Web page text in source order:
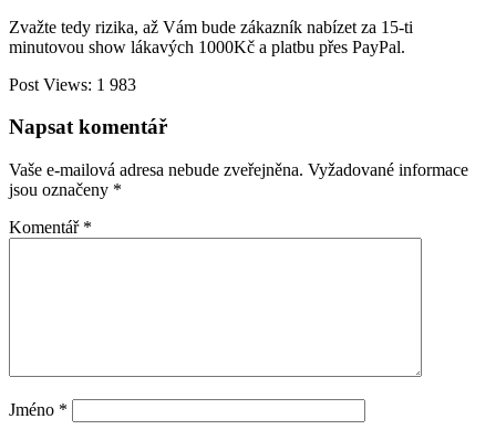
Zvažte tedy rizika, až Vám bude zákazník nabízet za 15-ti
minutovou show lákavých 1000Kč a platbu přes PayPal.
Post Views: 1 983
Napsat komentář
Vaše e-mailová adresa nebude zveřejněna. Vyžadované informace
jsou označeny *
Komentář *
Jméno *